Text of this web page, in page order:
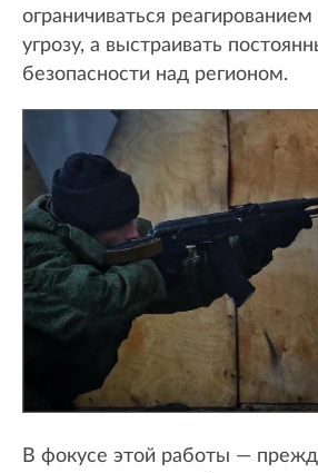
ограничиваться
угрозу, а выстраивать
безопасности над регионом.
В фокусе этой работы —